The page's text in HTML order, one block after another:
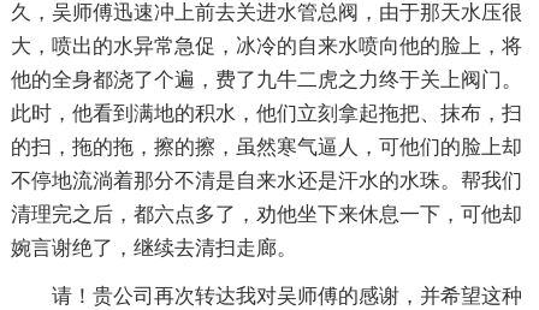
久，吴师傅迅速冲上前去关进水管总阀，由于那天水压很
大，喷出的水异常急促，冰冷的自来水喷向他的脸上，将
他的全身都浇了个遍，费了九牛二虎之力终于关上阀门。
此时，他看到满地的积水，他们立刻拿起拖把、抹布，扫
的扫，拖的拖，擦的擦，虽然寒气逼人，可他们的脸上却
不停地流淌着那分不清是自来水还是汗水的水珠。帮我们
清理完之后，都六点多了，劝他坐下来休息一下，可他却
婉言谢绝了，继续去清扫走廊。
请！贵公司再次转达我对吴师傅的感谢，并希望这种